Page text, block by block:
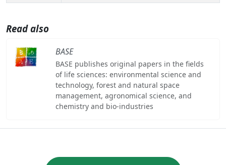
Read also
BASE
BASE publishes original papers in the fields
of life sciences: environmental science and
technology, forest and natural space
management, agronomical science, and
chemistry and bio-industries